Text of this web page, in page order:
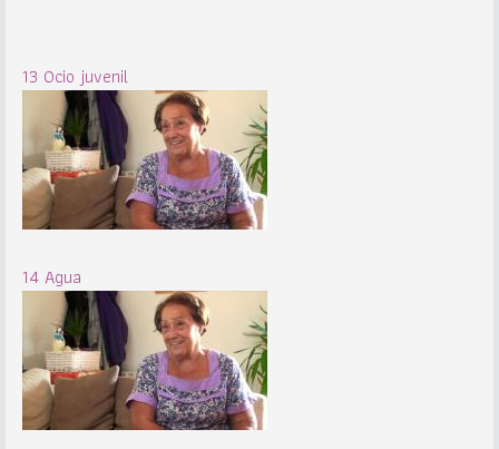
13 Ocio juvenil
14 Agua